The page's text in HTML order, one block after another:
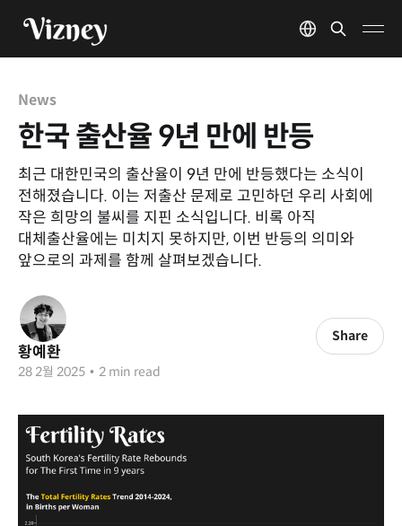
News
한국 출산율 9년 만에 반등
​최근 대한민국의 출산율이 9년 만에 반등했다는 소식이
전해졌습니다. 이는 저출산 문제로 고민하던 우리 사회에
작은 희망의 불씨를 지핀 소식입니다. 비록 아직
대체출산율에는 미치지 못하지만, 이번 반등의 의미와
앞으로의 과제를 함께 살펴보겠습니다.​
황예환
28 2월 2025 • 2 min read
Share